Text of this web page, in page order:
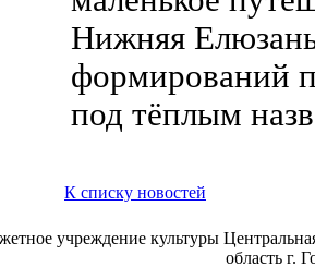
Нижняя
формирований
под тёплым
К списку новостей
учреждение культуры
область г.